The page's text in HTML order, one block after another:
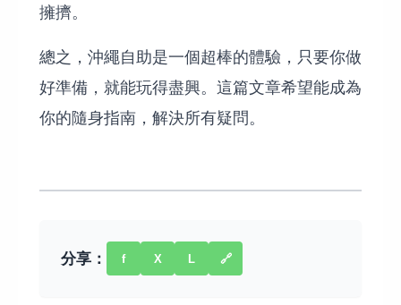
擁擠。
總之，沖繩自助是一個超棒的體驗，只要你做
好準備，就能玩得盡興。這篇文章希望能成為
你的隨身指南，解決所有疑問。
分享： f X L 🔗